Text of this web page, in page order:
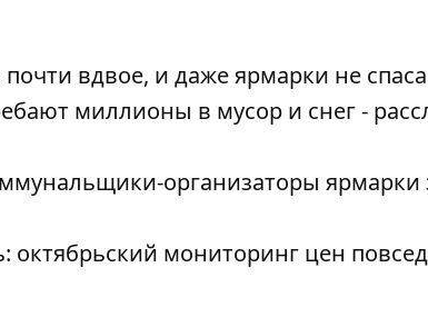
вдвое, и даже ярмарки не
миллионы в мусор и снег -
организаторы ярмарки
октябрьский мониторинг цен